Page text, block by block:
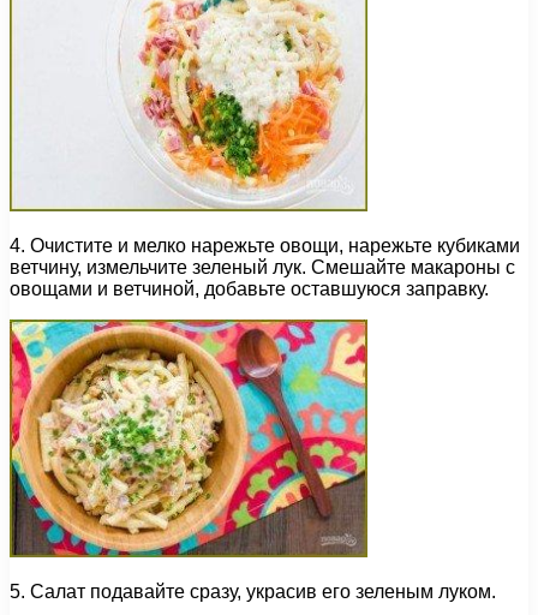
4. Очистите и мелко нарежьте овощи, нарежьте кубиками
ветчину, измельчите зеленый лук. Смешайте макароны с
овощами и ветчиной, добавьте оставшуюся заправку.
5. Салат подавайте сразу, украсив его зеленым луком.